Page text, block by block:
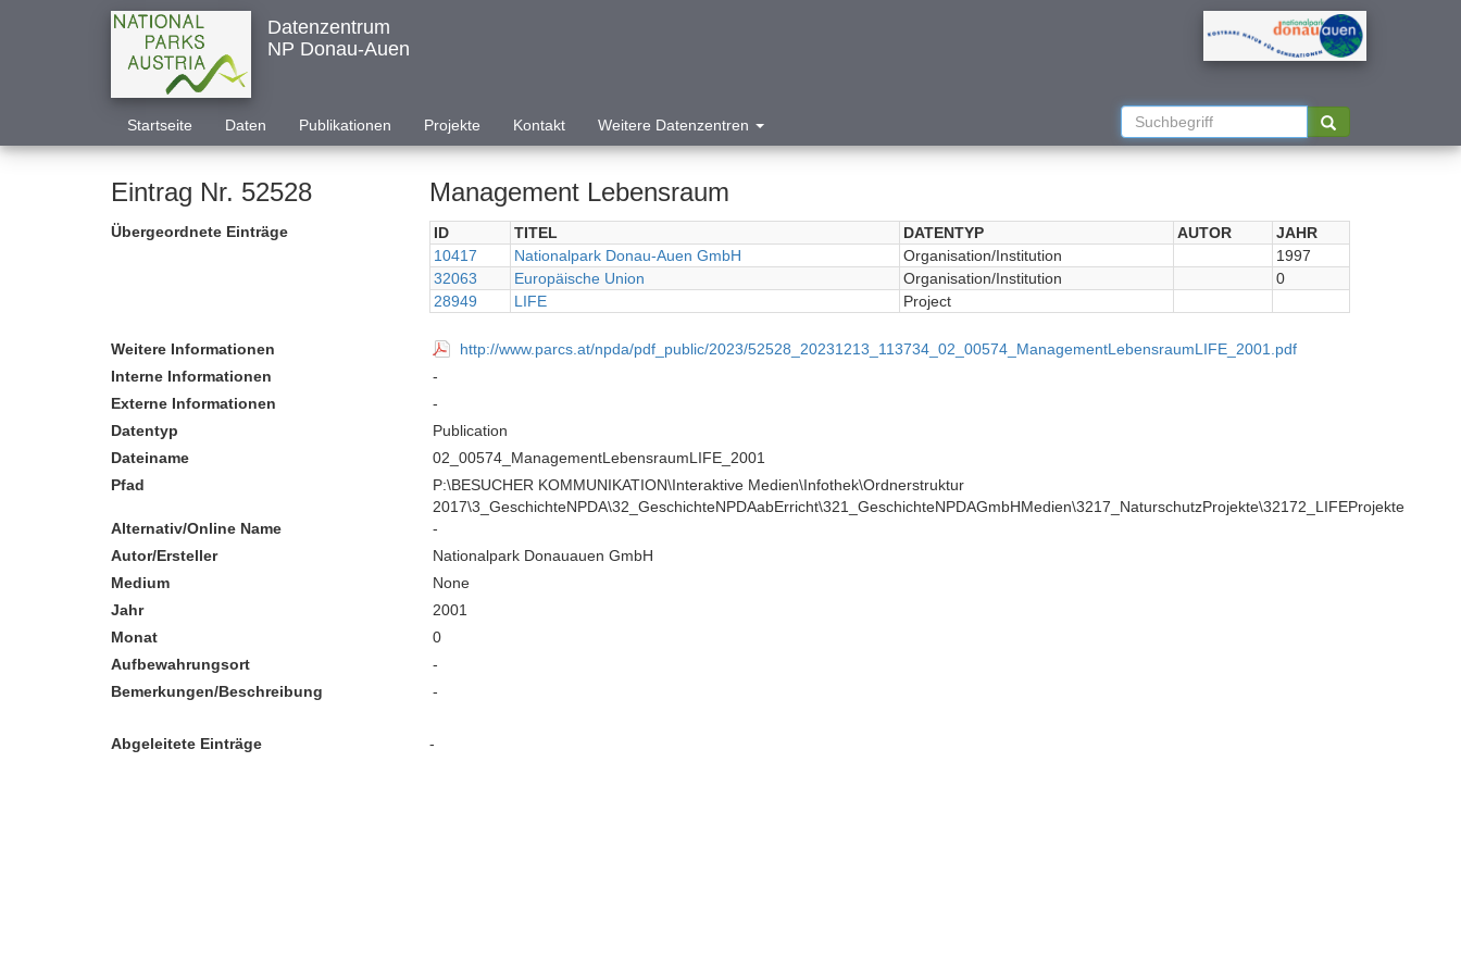
Datenzentrum
NP Donau-Auen
Startseite Daten Publikationen Projekte Kontakt Weitere Datenzentren
Eintrag Nr. 52528 Management Lebensraum
Übergeordnete Einträge ID TITEL DATENTYP AUTOR
JAHR
10417
Nationalpark Donau-Auen GmbH Organisation/Institution
1997
32063
Europäische Union Organisation/Institution
0
28949
LIFE Project
Weitere Informationen
http://www.parcs.at/npda/pdf_public/2023/52528_20231213_113734_02_00574_ManagementLebensraumLIFE_2001.pdf
Interne Informationen
-
Externe Informationen
-
Datentyp
Publication
Dateiname
02_00574_ManagementLebensraumLIFE_2001
Pfad
P:\BESUCHER KOMMUNIKATION\Interaktive Medien\Infothek\Ordnerstruktur
2017\3_GeschichteNPDA\32_GeschichteNPDAabErricht\321_GeschichteNPDAGmbHMedien\3217_NaturschutzProjekte\32172_LIFEProjekte
Alternativ/Online Name
-
Autor/Ersteller
Nationalpark Donauauen GmbH
Medium
None
Jahr
2001
Monat
0
Aufbewahrungsort
-
Bemerkungen/Beschreibung
-
Abgeleitete Einträge -